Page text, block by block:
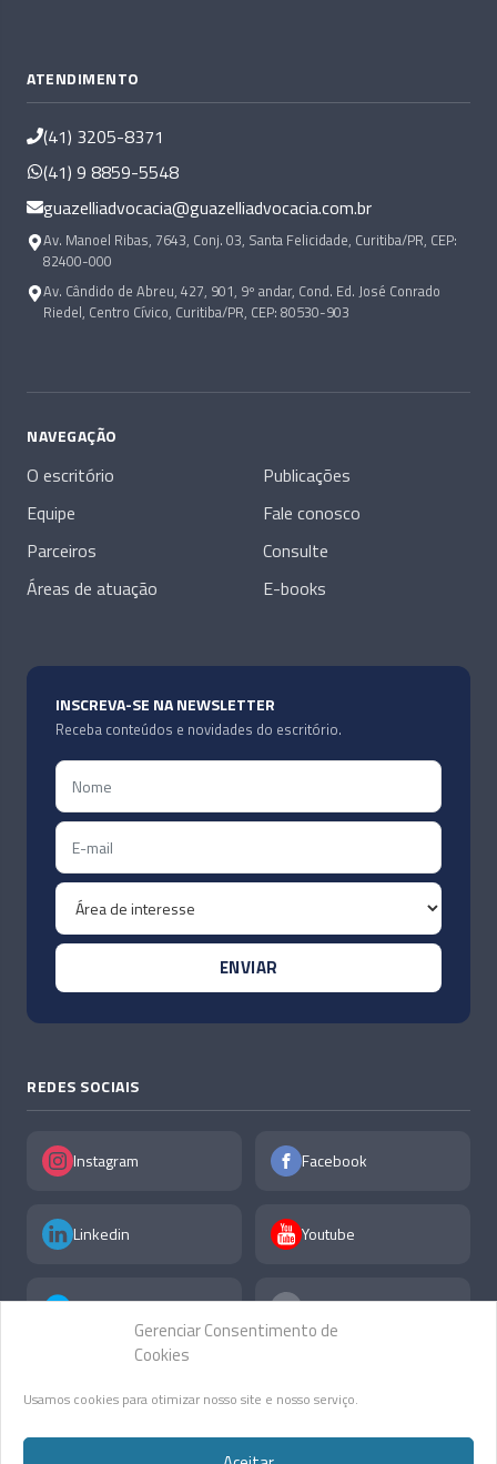
Gerenciar Consentimento de
Cookies
Usamos cookies para otimizar nosso site e nosso serviço.
ATENDIMENTO
(41) 3205-8371
(41) 9 8859-5548
guazelliadvocacia@guazelliadvocacia.com.br
Av. Manoel Ribas, 7643, Conj. 03, Santa Felicidade, Curitiba/PR, CEP:
82400-000
Av. Cândido de Abreu, 427, 901, 9º andar, Cond. Ed. José Conrado
Riedel, Centro Cívico, Curitiba/PR, CEP: 80530-903
NAVEGAÇÃO
O escritório
Equipe
Parceiros
Áreas de atuação
Publicações
Fale conosco
Consulte
E-books
INSCREVA-SE NA NEWSLETTER
Receba conteúdos e novidades do escritório.
REDES SOCIAIS
Instagram Facebook
Linkedin Youtube
X F.A.Q